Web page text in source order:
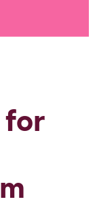
for